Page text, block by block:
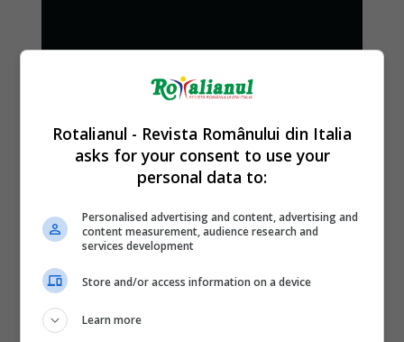
Rotalianul - Revista Românului din Italia
asks for your consent to use your
personal data to:
Personalised advertising and content, advertising and
content measurement, audience research and
services development
Store and/or access information on a device
Learn more